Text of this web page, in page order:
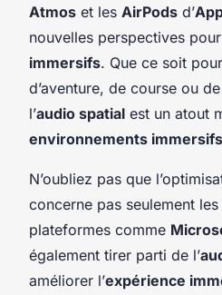
Atmos et les AirPods d’
nouvelles perspectives
immersifs. Que ce soit
d’aventure, de course ou de
l’audio spatial est un atout
environnements immersifs
N’oubliez pas que
concerne pas seulement
plateformes comme
également tirer parti de l’
améliorer l’expérience